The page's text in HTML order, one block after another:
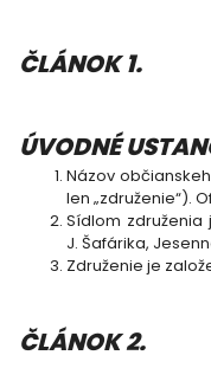
ČLÁNOK 1.
ÚVODNÉ
Názov
len „združenie“).
Sídlom združenia
J. Šafárika,
Združenie je
ČLÁNOK 2.